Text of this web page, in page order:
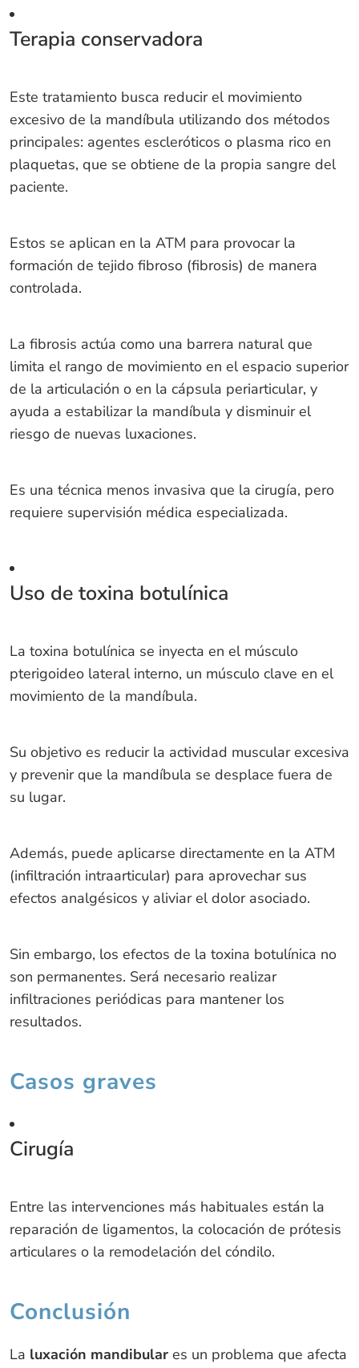
Terapia conservadora
Este tratamiento busca reducir el movimiento
excesivo de la mandíbula utilizando dos métodos
principales: agentes escleróticos o plasma rico en
plaquetas, que se obtiene de la propia sangre del
paciente.
Estos se aplican en la ATM para provocar la
formación de tejido fibroso (fibrosis) de manera
controlada.
La fibrosis actúa como una barrera natural que
limita el rango de movimiento en el espacio superior
de la articulación o en la cápsula periarticular, y
ayuda a estabilizar la mandíbula y disminuir el
riesgo de nuevas luxaciones.
Es una técnica menos invasiva que la cirugía, pero
requiere supervisión médica especializada.
Uso de toxina botulínica
La toxina botulínica se inyecta en el músculo
pterigoideo lateral interno, un músculo clave en el
movimiento de la mandíbula.
Su objetivo es reducir la actividad muscular excesiva
y prevenir que la mandíbula se desplace fuera de
su lugar.
Además, puede aplicarse directamente en la ATM
(infiltración intraarticular) para aprovechar sus
efectos analgésicos y aliviar el dolor asociado.
Sin embargo, los efectos de la toxina botulínica no
son permanentes. Será necesario realizar
infiltraciones periódicas para mantener los
resultados.
Casos graves
Cirugía
Entre las intervenciones más habituales están la
reparación de ligamentos, la colocación de prótesis
articulares o la remodelación del cóndilo.
Conclusión
La luxación mandibulares un problema que afecta